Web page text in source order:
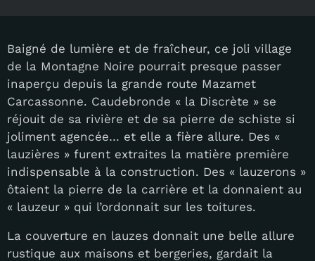
Baigné de lumière et de fraîcheur, ce joli village
de la Montagne Noire pourrait presque passer
inaperçu depuis la grande route Mazamet
Carcassonne. Caudebronde « la Discrète » se
réjouit de sa rivière et de sa pierre de schiste si
joliment agencée… et elle a fière allure. Des «
lauzières » furent extraites la matière première
indispensable à la construction. Des « lauzerons »
ôtaient la pierre de la carrière et la donnaient au
« lauzeur » qui l’ordonnait sur les toitures.
La couverture en lauzes donnait une belle allure
rustique aux maisons et bergeries, gardait la